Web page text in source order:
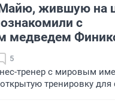
жившую на
с
медведем
5
тренер с мировым
тренировку для